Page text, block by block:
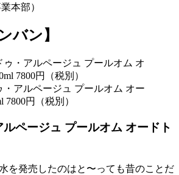
本部）
バン】
・アルページュ プールオム オー
7800円（税別）
ページュ プールオム オードト
を発売したのはと〜っても昔のことだ